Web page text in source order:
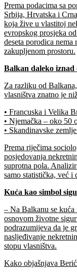
Prema podacima sa
Srbija, Hrvatska i
koja žive u vlastitoj
evropskog prosjeka
deseta porodica
zakupljenom prostoru.
Balkan daleko iznad
Za razliku od
vlasništva znatno je
• Francuska i Velika
• Njemačka – oko 50
• Skandinavske
Prema riječima
posjedovanja
suprotna pola.
samo statistička, već
Kuća kao simbol
– Na Balkanu se
osnovom životne
podrazumijeva da je
nasljeđivanje
stopu vlasništva.
Kako objašnjava